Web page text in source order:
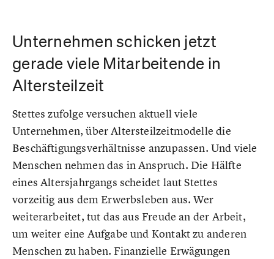
Unternehmen schicken jetzt
gerade viele Mitarbeitende in
Altersteilzeit
Stettes zufolge versuchen aktuell viele
Unternehmen, über Altersteilzeitmodelle die
Beschäftigungsverhältnisse anzupassen. Und viele
Menschen nehmen das in Anspruch. Die Hälfte
eines Altersjahrgangs scheidet laut Stettes
vorzeitig aus dem Erwerbsleben aus. Wer
weiterarbeitet, tut das aus Freude an der Arbeit,
um weiter eine Aufgabe und Kontakt zu anderen
Menschen zu haben. Finanzielle Erwägungen